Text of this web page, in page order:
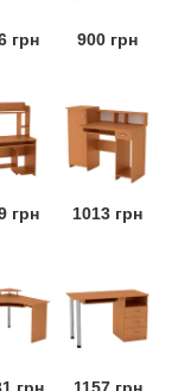
грн 900 грн
грн 1013 грн